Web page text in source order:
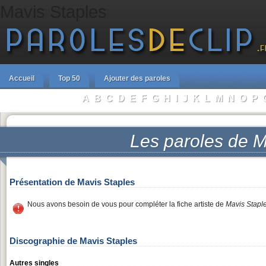
Accueil Top 50 Ajouter des paroles
A B C D E F G H I J K L M N O P
Les paroles de
Présentation de Mavis Staples
Nous avons besoin de vous pour compléter la fiche artiste de Mavis
Discographie de Mavis Staples
Autres singles